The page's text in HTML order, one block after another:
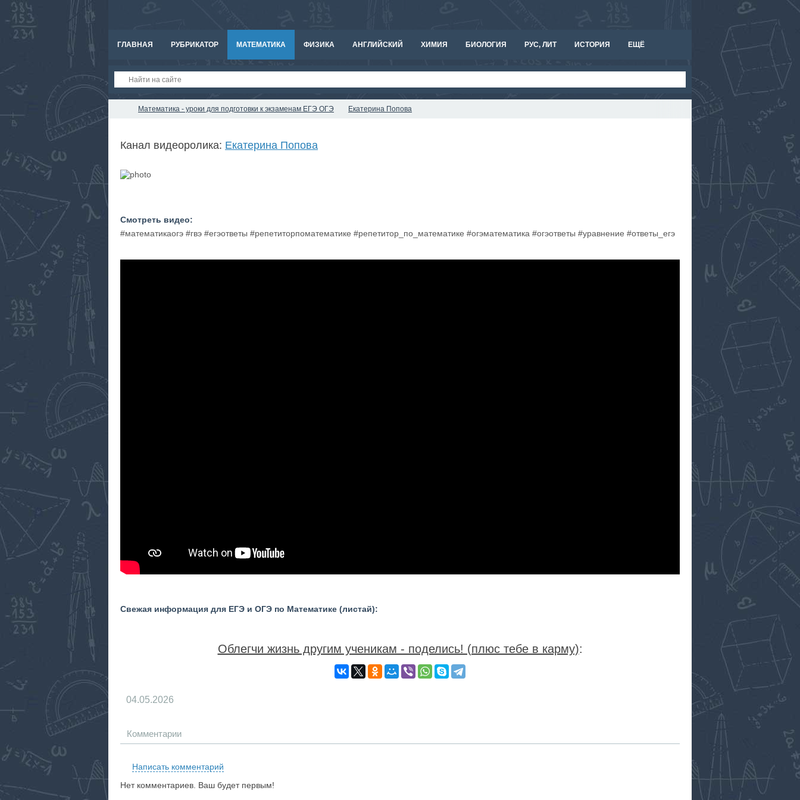
ГЛАВНАЯ РУБРИКАТОР МАТЕМАТИКА ФИЗИКА АНГЛИЙСКИЙ ХИМИЯ БИОЛОГИЯ РУС, ЛИТ ИСТОРИЯ ЕЩЁ
Математика - уроки для подготовки к экзаменам ЕГЭ ОГЭ Екатерина Попова
Канал видеоролика: Екатерина Попова
Смотреть видео:
#математикаогэ #гвэ #егэответы #репетиторпоматематике #репетитор_по_математике #огэматематика #огэответы #уравнение #ответы_егэ
Свежая информация для ЕГЭ и ОГЭ по Математике (листай):
Облегчи жизнь другим ученикам - поделись! (плюс тебе в карму):
04.05.2026
Комментарии
Написать комментарий
Нет комментариев. Ваш будет первым!